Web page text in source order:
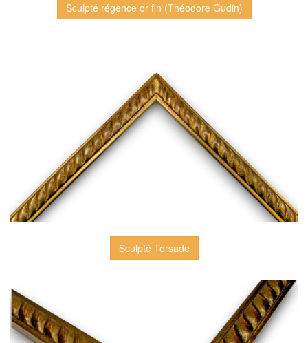
Sculpté régence or fin (Théodore Gudin)
Sculpté Torsade